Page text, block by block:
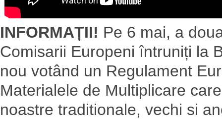
INFORMAȚII! Pe 6 mai, a
Comisarii Europeni întruniți la
nou votând un Regulament
Materialele de Multiplicare
noastre traditionale, vechi si